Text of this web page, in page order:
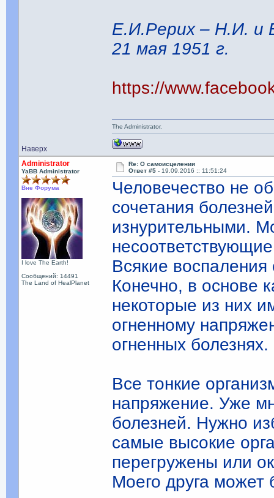
Е.И.Рерих – Н.И. и
21 мая 1951 г.
https://
Наверх
The Administrator.
Administrator
YaBB Administrator
Вне Форума
I love The Earth!
Сообщений: 14491
The Land of HealPlanet
Re: О самоисцелении
Ответ #5 - 19.09.2016 :: 11:51:24
Человечество не
сочетания
изнурительными.
Всякие воспаления
Конечно, в основе
некоторые из них
огненному
огненных болезнях.
Все тонкие
напряжение. Уже
болезней. Нужно
самые высокие
перегружены или
Моего друга